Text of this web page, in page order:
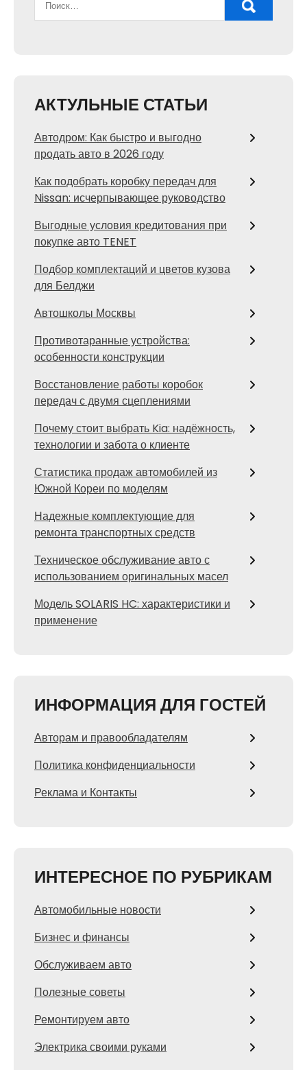
АКТУЛЬНЫЕ СТАТЬИ
Автодром: Как быстро и выгодно
продать авто в 2026 году
Как подобрать коробку передач для
Nissan: исчерпывающее руководство
Выгодные условия кредитования при
покупке авто TENET
Подбор комплектаций и цветов кузова
для Белджи
Автошколы Москвы
Противотаранные устройства:
особенности конструкции
Восстановление работы коробок
передач с двумя сцеплениями
Почему стоит выбрать Kia: надёжность,
технологии и забота о клиенте
Статистика продаж автомобилей из
Южной Кореи по моделям
Надежные комплектующие для
ремонта транспортных средств
Техническое обслуживание авто с
использованием оригинальных масел
Модель SOLARIS HC: характеристики и
применение
ИНФОРМАЦИЯ ДЛЯ ГОСТЕЙ
Авторам и правообладателям
Политика конфиденциальности
Реклама и Контакты
ИНТЕРЕСНОЕ ПО РУБРИКАМ
Автомобильные новости
Бизнес и финансы
Обслуживаем авто
Полезные советы
Ремонтируем авто
Электрика своими руками